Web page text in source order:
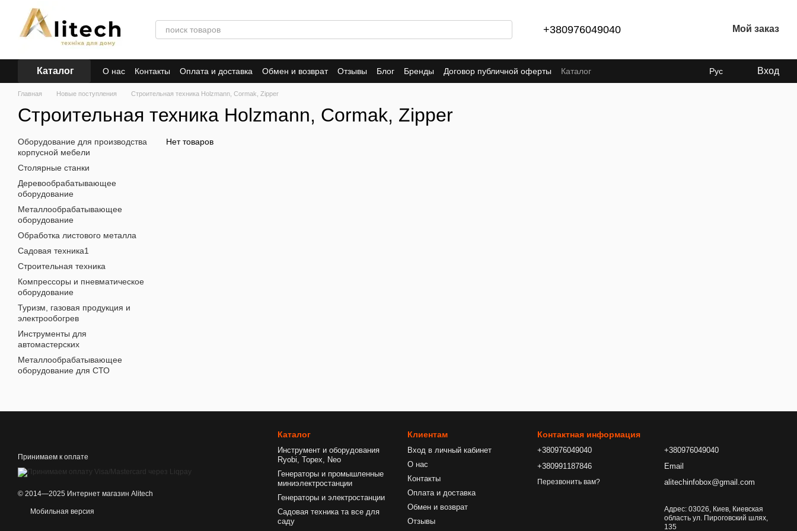
Перейти к основному контенту
+380976049040 Мой заказ
Каталог О нас Контакты Оплата и доставка Обмен и возврат Отзывы Блог Бренды Договор публичной оферты Каталог Рус Вход
Главная Новые поступления Строительная техника Holzmann, Cormak, Zipper
Строительная техника Holzmann, Cormak, Zipper
Нет товаров
Оборудование для производства
корпусной мебели
Столярные станки
Деревообрабатывающее
оборудование
Металлообрабатывающее
оборудование
Обработка листового металла
Садовая техника1
Строительная техника
Компрессоры и пневматическое
оборудование
Туризм, газовая продукция и
электрообогрев
Инструменты для
автомастерских
Металлообрабатывающее
оборудование для СТО
Принимаем к оплате
© 2014—2025 Интернет магазин Alitech
Мобильная версия
Каталог
Инструмент и оборудования
Ryobi, Topex, Neo
Генераторы и промышленные
миниэлектростанции
Генераторы и электростанции
Садовая техника та все для
саду
Клиентам
Вход в личный кабинет
О нас
Контакты
Оплата и доставка
Обмен и возврат
Отзывы
Контактная информация
+380976049040
+380991187846
Перезвонить вам?
+380976049040
Email
alitechinfobox@gmail.com
Адрес: 03026, Киев, Киевская
область ул. Пироговский шлях,
135